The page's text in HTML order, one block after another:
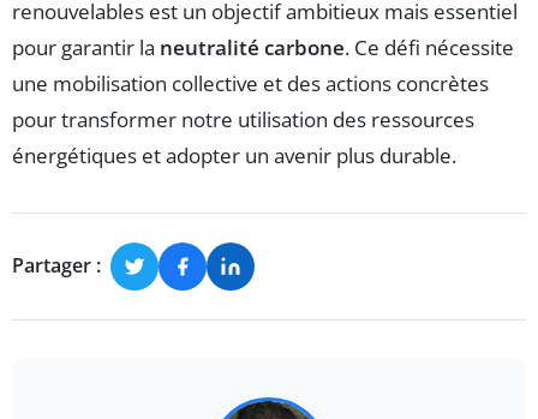
renouvelables est un objectif ambitieux mais essentiel
pour garantir la neutralité carbone. Ce défi nécessite
une mobilisation collective et des actions concrètes
pour transformer notre utilisation des ressources
énergétiques et adopter un avenir plus durable.
Partager :